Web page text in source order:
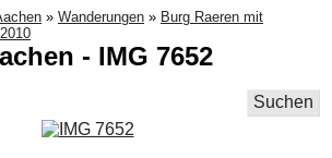
» Wanderungen » Burg Raeren mit
- IMG 7652
Suchen